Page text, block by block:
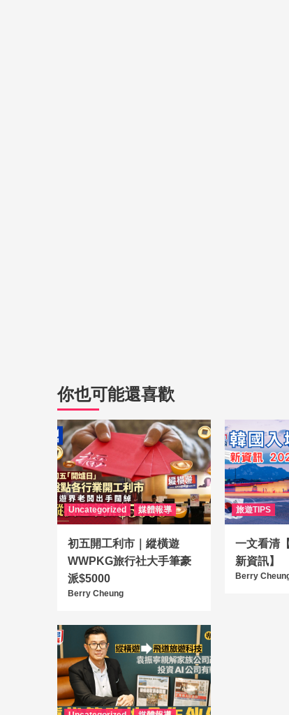
你也可能還喜歡
Uncategorized 媒體報導
初五開工利市｜縱橫遊
WWPKG旅行社大手筆豪
派$5000
Berry Cheung
旅遊TIPS
一文看清
新資訊】
Berry